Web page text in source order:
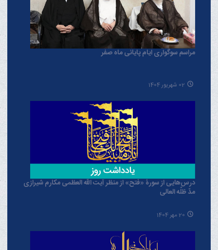
مراسم سوگواری ایام پایانی ماه صفر
02 شهریور 1404
درس‌هایی از سورۀ «فتح» از منظر آیت الله العظمی مکارم شیرازی
مدّ ظلّه العالی
20 مهر 1404